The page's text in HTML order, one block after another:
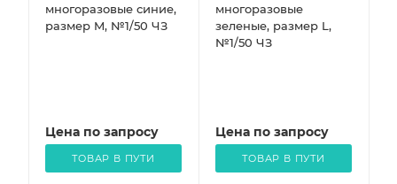
многоразовые синие,
размер M, №1/50 ЧЗ
Цена по запросу
ТОВАР В ПУТИ
многоразовые
зеленые, размер L,
№1/50 ЧЗ
Цена по запросу
ТОВАР В ПУТИ